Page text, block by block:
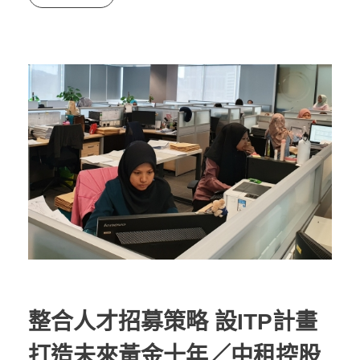
整合人才招募策略 設ITP計畫